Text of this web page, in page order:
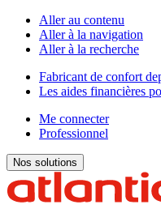
Aller au contenu
Aller à la navigation
Aller à la recherche
Fabricant de confort
Les aides financières
Me connecter
Professionnel
Nos solutions